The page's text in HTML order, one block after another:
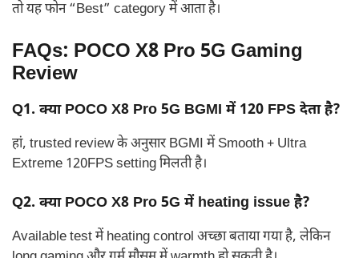
तो यह फोन “Best” category में आता है।
FAQs: POCO X8 Pro 5G Gaming
Review
Q1. क्या POCO X8 Pro 5G BGMI में 120 FPS देता है?
हां, trusted review के अनुसार BGMI में Smooth + Ultra
Extreme 120FPS setting मिलती है।
Q2. क्या POCO X8 Pro 5G में heating issue है?
Available test में heating control अच्छा बताया गया है, लेकिन